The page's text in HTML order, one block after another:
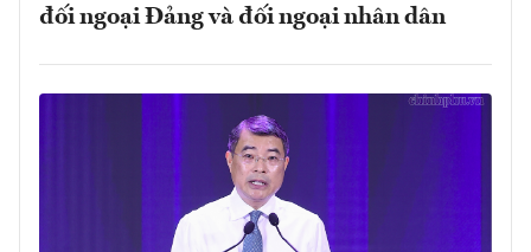
đối ngoại Đảng và đối ngoại nhân dân